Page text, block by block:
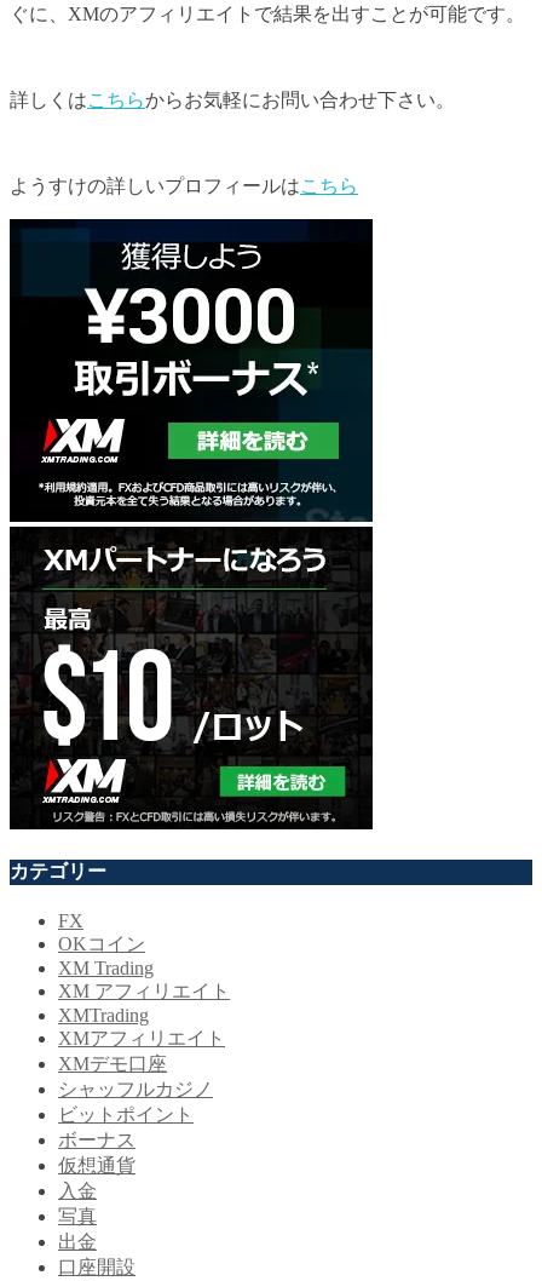
ぐに、XMのアフィリエイトで結果を出すことが可能です。
詳しくはこちらからお気軽にお問い合わせ下さい。
ようすけの詳しいプロフィールはこちら
カテゴリー
FX
OKコイン
XM Trading
XM アフィリエイト
XMTrading
XMアフィリエイト
XMデモ口座
シャッフルカジノ
ビットポイント
ボーナス
仮想通貨
入金
写真
出金
口座開設